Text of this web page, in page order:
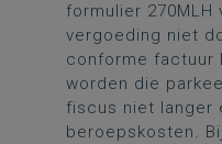
formulier 270MLH
vergoeding niet
conforme factuur
worden die
fiscus niet langer
beroepskosten.